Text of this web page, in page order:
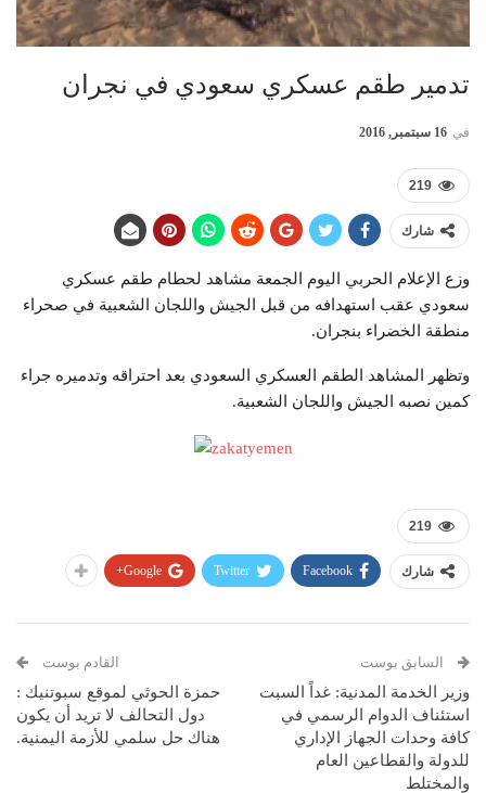
تدمير طقم عسكري سعودي في نجران
في 16 سبتمبر, 2016
219
شارك
وزع الإعلام الحربي اليوم الجمعة مشاهد لحطام طقم عسكري
سعودي عقب استهدافه من قبل الجيش واللجان الشعبية في صحراء
منطقة الخضراء بنجران.
وتظهر المشاهد الطقم العسكري السعودي بعد احتراقه وتدميره جراء
كمين نصبه الجيش واللجان الشعبية.
219
شارك Facebook
Twitter
Google+
السابق بوست
وزير الخدمة المدنية: غداً السبت
استئناف الدوام الرسمي في
كافة وحدات الجهاز الإداري
للدولة والقطاعين العام
والمختلط
القادم بوست
حمزة الحوثي لموقع سبوتنيك :
دول التحالف لا تريد أن يكون
هناك حل سلمي للأزمة اليمنية.